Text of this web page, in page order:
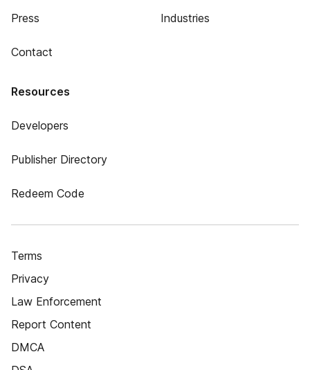
Press
Contact
Industries
Resources
Developers
Publisher Directory
Redeem Code
Terms
Privacy
Law Enforcement
Report Content
DMCA